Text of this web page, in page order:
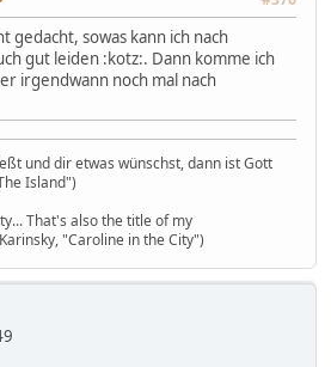
gedacht, sowas kann ich nach
gut leiden :kotz:. Dann komme ich
irgendwann noch mal nach
und dir etwas wünschst, dann ist Gott
Island")
That's also the title of my
"Caroline in the City")